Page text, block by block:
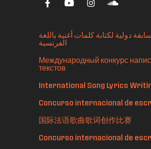
دولية لكتابة كلمات أغنية باللغة
الفرنسية
Международный конкурс
текстов
International Song Lyrics
Concurso internacional de
国际法语歌曲歌词创作比赛
Concurso internacional de